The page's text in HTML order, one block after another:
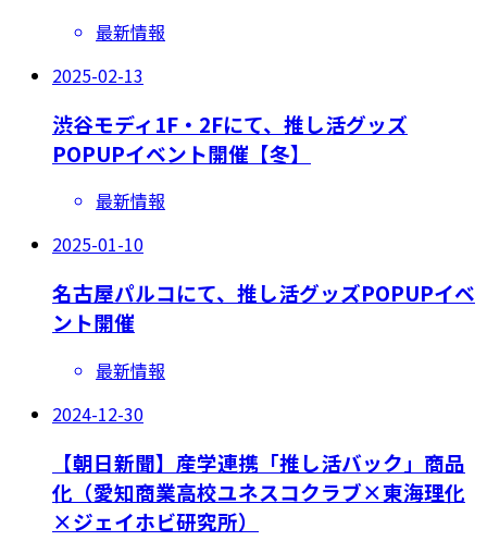
最新情報
2025-02-13
渋谷モディ1F・2Fにて、推し活グッズ
POPUPイベント開催【冬】
最新情報
2025-01-10
名古屋パルコにて、推し活グッズPOPUPイベ
ント開催
最新情報
2024-12-30
【朝日新聞】産学連携「推し活バック」商品
化（愛知商業高校ユネスコクラブ×東海理化
×ジェイホビ研究所）